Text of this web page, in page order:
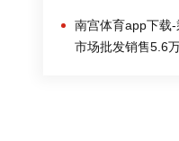
南宫体育app下载
市场批发销售5.6